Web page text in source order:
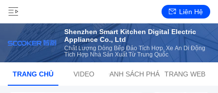
Liên Hệ
Shenzhen Smart Kitchen Digital Electric
Appliance Co., Ltd
Chất Lượng Dòng Bếp Đảo Tích Hợp, Xe Ăn Di Động
Tích Hợp Nhà Sản Xuất Từ Trung Quốc
TRANG CHỦ VIDEO DANH SÁCH PHÁT TRANG WEB